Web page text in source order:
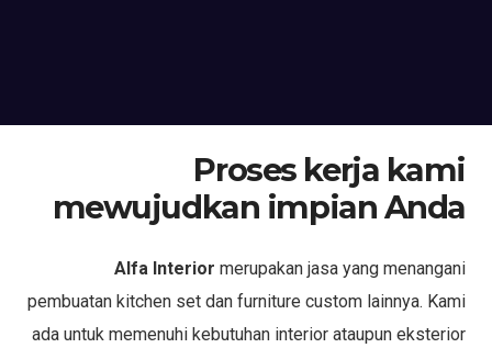
Proses kerja kami
mewujudkan impian Anda
Alfa Interior merupakan jasa yang menangani
pembuatan kitchen set dan furniture custom lainnya. Kami
ada untuk memenuhi kebutuhan interior ataupun eksterior